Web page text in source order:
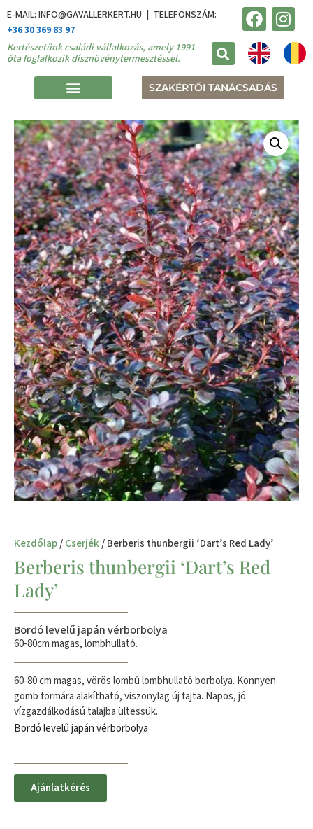
E-MAIL: INFO@GAVALLERKERT.HU | TELEFONSZÁM:
+36 30 369 83 97
Kertészetünk családi vállalkozás, amely 1991
óta foglalkozik dísznövénytermesztéssel.
SZAKÉRTŐI TANÁCSADÁS
Kezdőlap/Cserjék/ Berberis thunbergii ‘Dart’s Red Lady’
Berberis thunbergii ‘Dart’s Red
Lady’
Bordó levelű japán vérborbolya
60-80cm magas, lombhullató.
60-80 cm magas, vörös lombú lombhullató borbolya. Könnyen
gömb formára alakítható, viszonylag új fajta. Napos, jó
vízgazdálkodású talajba ültessük.
Bordó levelű japán vérborbolya
Ajánlatkérés